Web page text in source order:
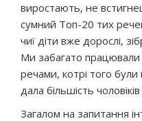
виростають, не
сумний Топ-20 тих
чиї діти вже дорослі,
Ми забагато
речами, котрі того були
дала більшість
Загалом на запитання